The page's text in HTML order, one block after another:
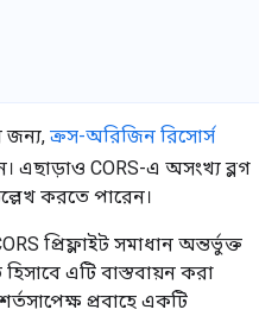
জন্য, ক্রস-অরিজিন রিসোর্স
এছাড়াও CORS-এ অসংখ্য ব্লগ
করতে পারেন।
প্রিফ্লাইট সমাধান অন্তর্ভুক্ত
এটি বাস্তবায়ন করা
প্রবাহে একটি